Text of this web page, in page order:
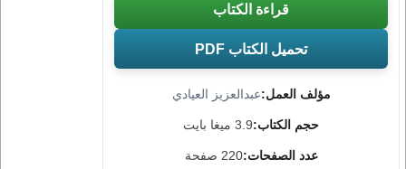
مؤلف العمل:عبدالعزيز العيادي
حجم الكتاب:3.9 ميغا بايت
عدد الصفحات:220 صفحة
قراءة الكتاب
تحميل الكتاب PDF